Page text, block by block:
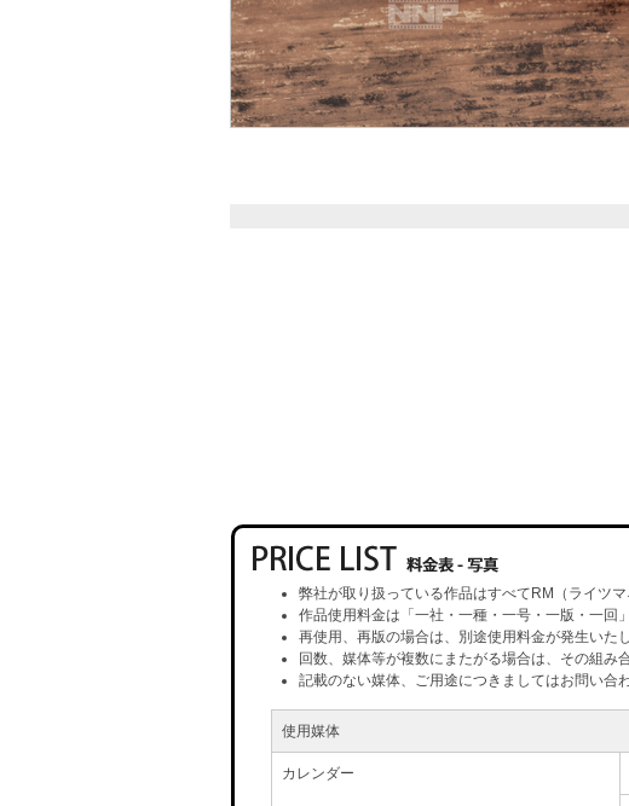
弊社が取り扱っている作品はすべてRM（ライツマ
作品使用料金は「一社・一種・一号・一版・一回
再使用、再版の場合は、別途使用料金が発生いた
回数、媒体等が複数にまたがる場合は、その組み
記載のない媒体、ご用途につきましてはお問い合
使用媒体
カレンダー